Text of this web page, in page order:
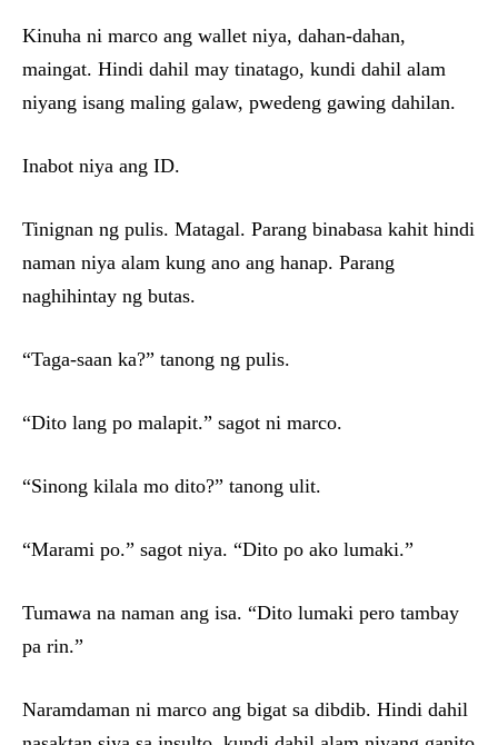
Kinuha ni marco ang wallet niya, dahan-dahan,
maingat. Hindi dahil may tinatago, kundi dahil alam
niyang isang maling galaw, pwedeng gawing dahilan.
Inabot niya ang ID.
Tinignan ng pulis. Matagal. Parang binabasa kahit hindi
naman niya alam kung ano ang hanap. Parang
naghihintay ng butas.
“Taga-saan ka?” tanong ng pulis.
“Dito lang po malapit.” sagot ni marco.
“Sinong kilala mo dito?” tanong ulit.
“Marami po.” sagot niya. “Dito po ako lumaki.”
Tumawa na naman ang isa. “Dito lumaki pero tambay
pa rin.”
Naramdaman ni marco ang bigat sa dibdib. Hindi dahil